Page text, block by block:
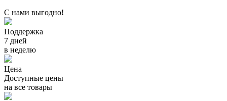
С нами выгодно!
Поддержка
7 дней
в неделю
Цена
Доступные цены
на все товары